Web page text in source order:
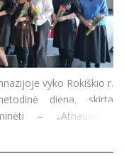
vyko Rokiškio r.
diena, skirta
– „Atnaujintos
darbe: metodai ir